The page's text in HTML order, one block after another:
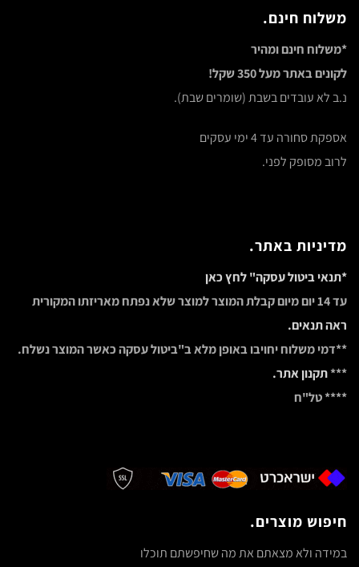
משלוח חינם.
*משלוח חינם ומהיר
לקונים באתר מעל 350 שקל!
נ.ב לא עובדים בשבת (שומרים שבת).
אספקת סחורה עד 4 ימי עסקים
לרוב מסופק לפני.
מדיניות באתר.
*תנאי ביטול עסקה" לחץ כאן
עד 14 יום מיום קבלת המוצר למוצר שלא נפתח מאריזתו המקורית
ראה תנאים.
**דמי משלוח יחויבו באופן מלא ב"ביטול עסקה כאשר המוצר נשלח.
***תקנון אתר.
**** טל"ח
חיפוש מוצרים.
במידה ולא מצאתם את מה שחיפשתם תוכלו